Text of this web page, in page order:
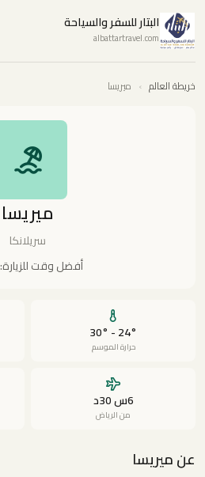
البتار للسفر والسياحة
albattartravel.com
خريطة العالم › ميريسا
ميريسا
سريلانكا
أفضل وقت للزيارة:
24° - 30°
حرارة الموسم
6س 30د
من الرياض
عن ميريسا